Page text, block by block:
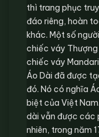
thì trang phục
đáo riêng, hoàn
khác. Một số
chiếc váy Thượng
chiếc váy
Áo Dài đã được
đó. Nó có nghĩa
biệt của Việt
dài vẫn được các
nhiên, trong năm